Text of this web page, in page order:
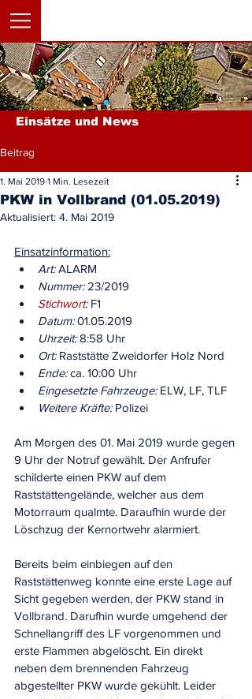
Einsätze und News
Beitrag
PKW in Vollbrand (01.05.2019)
1. Mai 2019 1 Min. Lesezeit
Aktualisiert: 4. Mai 2019
Einsatzinformation:
Art: ALARM
Nummer: 23/2019
Stichwort: F1
Datum: 01.05.2019
Uhrzeit: 8:58 Uhr
Ort: Raststätte Zweidorfer Holz Nord
Ende: ca. 10:00 Uhr
Eingesetzte Fahrzeuge: ELW, LF, TLF
Weitere Kräfte: Polizei
Am Morgen des 01. Mai 2019 wurde gegen
9 Uhr der Notruf gewählt. Der Anfrufer
schilderte einen PKW auf dem
Raststättengelände, welcher aus dem
Motorraum qualmte. Daraufhin wurde der
Löschzug der Kernortwehr alarmiert.
Bereits beim einbiegen auf den
Raststättenweg konnte eine erste Lage auf
Sicht gegeben werden, der PKW stand in
Vollbrand. Darufhin wurde umgehend der
Schnellangriff des LF vorgenommen und
erste Flammen abgelöscht. Ein direkt
neben dem brennenden Fahrzeug
abgestellter PKW wurde gekühlt. Leider